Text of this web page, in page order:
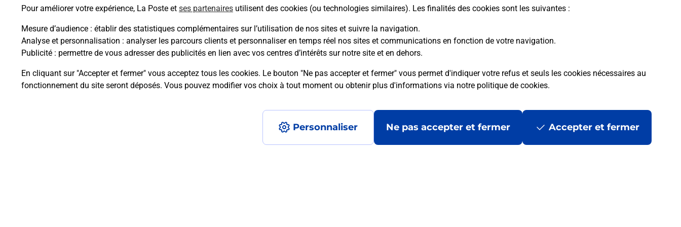
Pour améliorer votre expérience, La Poste et ses partenaires utilisent des cookies (ou technologies similaires). Les finalités des cookies sont les suivantes :
Mesure d’audience : établir des statistiques complémentaires sur l’utilisation de nos sites et suivre la navigation.
Analyse et personnalisation : analyser les parcours clients et personnaliser en temps réel nos sites et communications en fonction de votre navigation.
Publicité : permettre de vous adresser des publicités en lien avec vos centres d’intérêts sur notre site et en dehors.
En cliquant sur "Accepter et fermer" vous acceptez tous les cookies. Le bouton "Ne pas accepter et fermer" vous permet d'indiquer votre refus et seuls les cookies nécessaires au
fonctionnement du site seront déposés. Vous pouvez modifier vos choix à tout moment ou obtenir plus d'informations via notre politique de cookies.
Personnaliser Ne pas accepter et fermer Accepter et fermer
Questions fréquemment posées